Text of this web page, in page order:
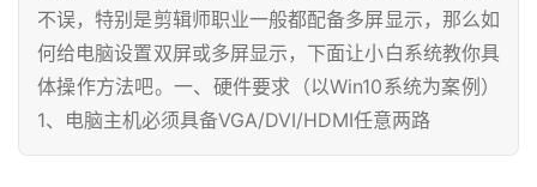
不误，特别是剪辑师职业一般都配备多屏显示，那么如
何给电脑设置双屏或多屏显示，下面让小白系统教你具
体操作方法吧。一、硬件要求（以Win10系统为案例）
1、电脑主机必须具备VGA/DVI/HDMI任意两路